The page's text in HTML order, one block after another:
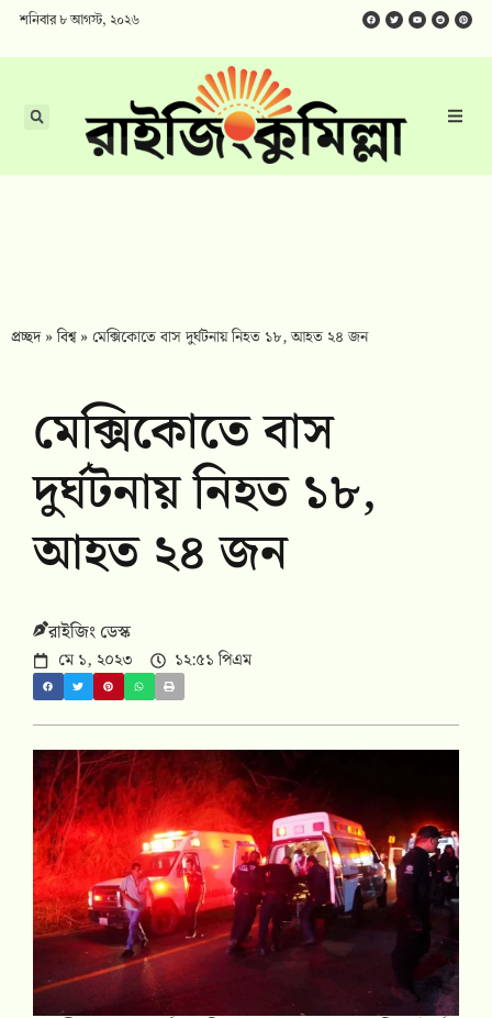
শনিবার ৮ আগস্ট, ২০২৬
প্রচ্ছদ»বিশ্ব» মেক্সিকোতে বাস দুর্ঘটনায় নিহত ১৮, আহত ২৪ জন
মেক্সিকোতে বাস
দুর্ঘটনায় নিহত ১৮,
আহত ২৪ জন
রাইজিং ডেস্ক
মে ১, ২০২৩ ১২:৫১ পিএম